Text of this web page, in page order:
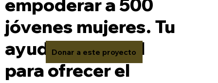
empoderar a 500
jóvenes mujeres. Tu
ayuda es crucial
para ofrecer el
Donar a este proyecto